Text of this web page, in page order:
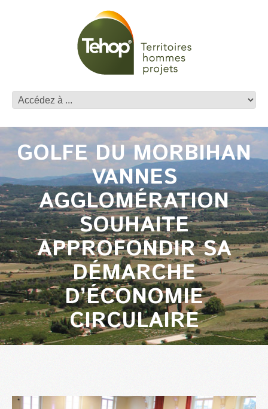
GOLFE DU MORBIHAN
VANNES
AGGLOMÉRATION
SOUHAITE
APPROFONDIR SA
DÉMARCHE
D’ÉCONOMIE
CIRCULAIRE